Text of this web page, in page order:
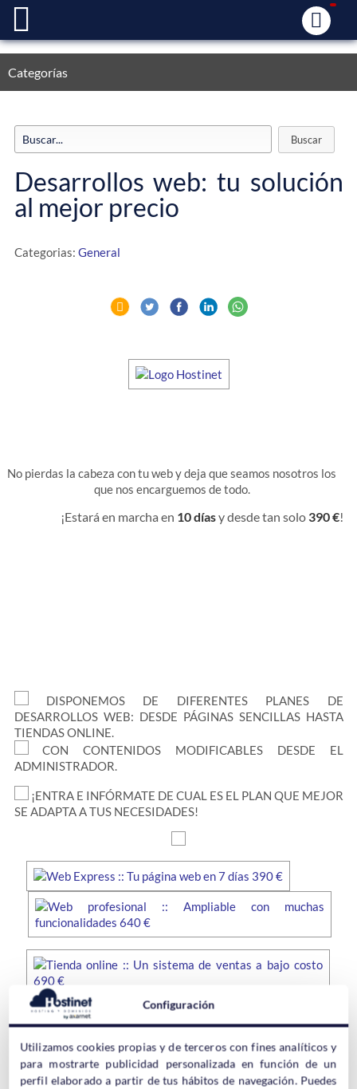
Categorías
Desarrollos web: tu solución
al mejor precio
Categorias: General
No pierdas la cabeza con tu web y deja que seamos nosotros los
que nos encarguemos de todo.
¡Estará en marcha en 10 díasy desde tan solo 390 €!
DISPONEMOS DE DIFERENTES PLANES DE
DESARROLLOS WEB: DESDE PÁGINAS SENCILLAS HASTA
TIENDAS ONLINE.
CON CONTENIDOS MODIFICABLES DESDE EL
ADMINISTRADOR.
¡ENTRA E INFÓRMATE DE CUAL ES EL PLAN QUE MEJOR
SE ADAPTA A TUS NECESIDADES!
Configuración
Utilizamos cookies propias y de terceros con fines analíticos y
para mostrarte publicidad personalizada en función de un
perfil elaborado a partir de tus hábitos de navegación. Puedes